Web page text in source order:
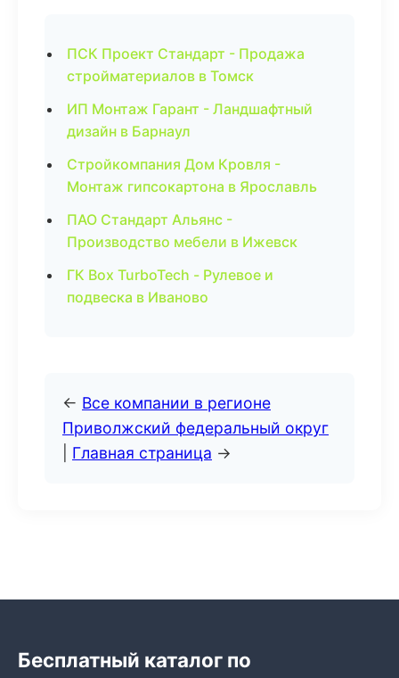
ПСК Проект Стандарт - Продажа
стройматериалов в Томск
ИП Монтаж Гарант - Ландшафтный
дизайн в Барнаул
Стройкомпания Дом Кровля -
Монтаж гипсокартона в Ярославль
ПАО Стандарт Альянс -
Производство мебели в Ижевск
ГК Box TurboTech - Рулевое и
подвеска в Иваново
← Все компании в регионе
Приволжский федеральный округ
Главная страница →
Бесплатный каталог по